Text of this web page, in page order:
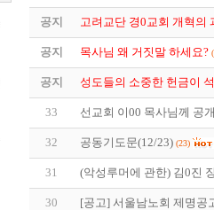
공지 고려교단 경0교회 개혁의
공지 목사님 왜 거짓말 하세요?
공지 성도들의 소중한 헌금이
33 선교회 이00 목사님께 공
32 공동기도문(12/23) (23)
31 (악성루머에 관한) 김0진
30 [공고] 서울남노회 제명공